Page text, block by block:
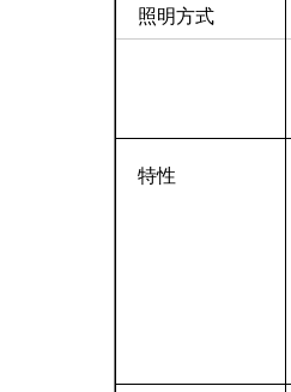
照明方式
特性